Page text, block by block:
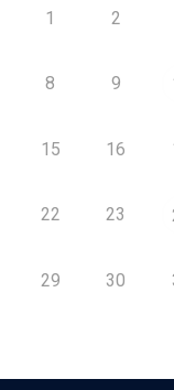
1 2
8 9
15 16
22 23
29 30